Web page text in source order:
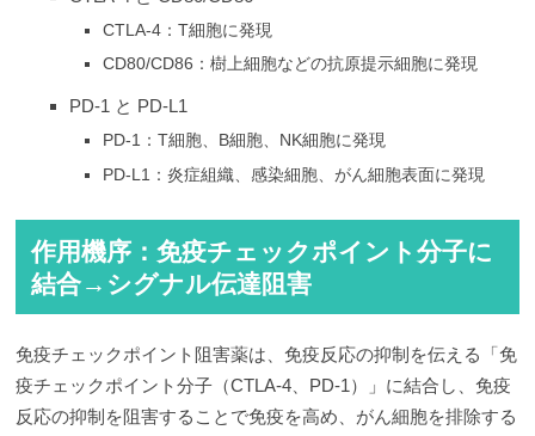
CTLA-4：T細胞に発現
CD80/CD86：樹上細胞などの抗原提示細胞に発現
PD-1 と PD-L1
PD-1：T細胞、B細胞、NK細胞に発現
PD-L1：炎症組織、感染細胞、がん細胞表面に発現
作用機序：免疫チェックポイント分子に
結合→シグナル伝達阻害
免疫チェックポイント阻害薬は、免疫反応の抑制を伝える「免
疫チェックポイント分子（CTLA-4、PD-1）」に結合し、免疫
反応の抑制を阻害することで免疫を高め、がん細胞を排除する